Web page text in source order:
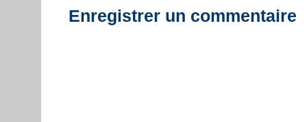
Enregistrer un commentaire